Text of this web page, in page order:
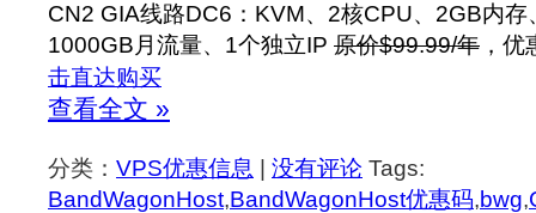
CN2 GIA线路DC6：KVM、2核CPU、2GB内存
1000GB月流量、1个独立IP 原价$99.99/年 ，
击直达购买
查看全文 »
分类： VPS优惠信息 | 没有评论 Tags:
BandWagonHost,BandWagonHost优惠码,bwg,